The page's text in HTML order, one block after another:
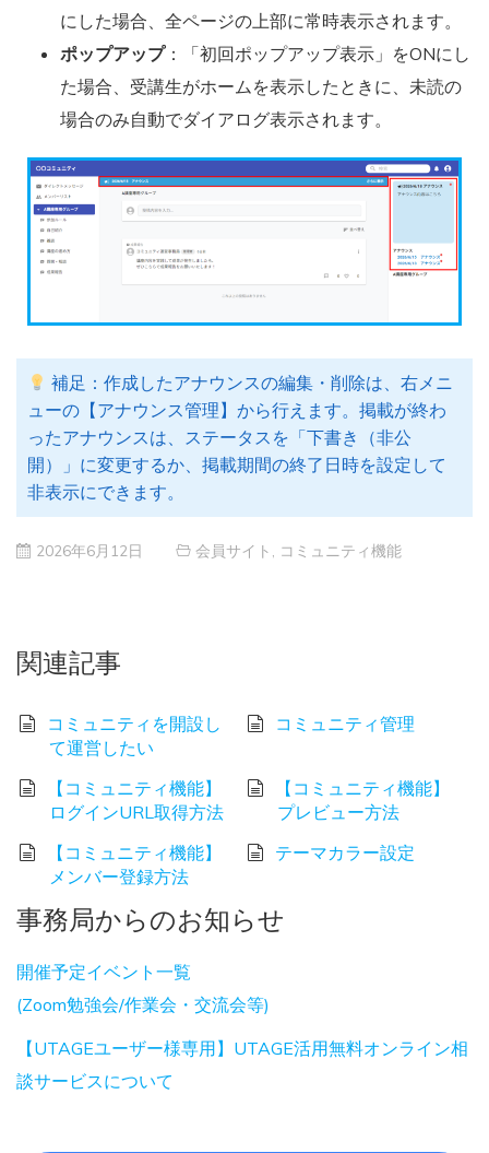
にした場合、全ページの上部に常時表示されます。
ポップアップ：「初回ポップアップ表示」をONにし
た場合、受講生がホームを表示したときに、未読の
場合のみ自動でダイアログ表示されます。
補足：作成したアナウンスの編集・削除は、右メニ
ューの【アナウンス管理】から行えます。掲載が終わ
ったアナウンスは、ステータスを「下書き（非公
開）」に変更するか、掲載期間の終了日時を設定して
非表示にできます。
2026年6月12日 会員サイト コミュニティ機能
関連記事
コミュニティを開設し
て運営したい
コミュニティ管理
【コミュニティ機能】
ログインURL取得方法
【コミュニティ機能】
プレビュー方法
【コミュニティ機能】
メンバー登録方法
テーマカラー設定
事務局からのお知らせ
開催予定イベント一覧
(Zoom勉強会/作業会・交流会等)
【UTAGEユーザー様専用】UTAGE活用無料オンライン相
談サービスについて